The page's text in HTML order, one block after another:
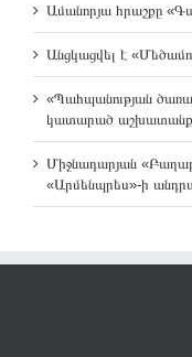
Ամանորյա հրաշքը
Անցկացվել է
«Պահպանության
կատարած
Միջնադարյան
«Արմենպրես»-ի